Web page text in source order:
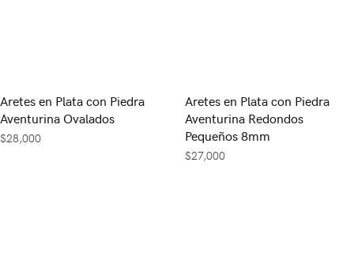
Aretes en Plata con Piedra
Aventurina Ovalados
$28,000
Aretes en Plata con Piedra
Aventurina Redondos
Pequeños 8mm
$27,000